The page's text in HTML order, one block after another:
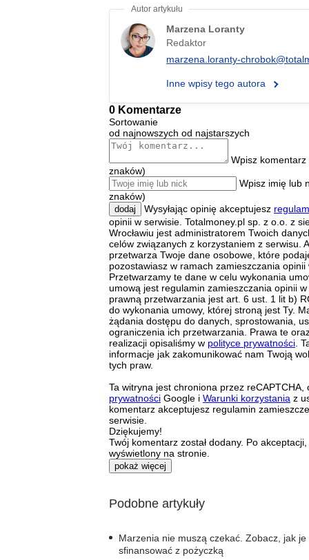
Marzena Loranty
Redaktor
marzena.loranty-
Inne wpisy tego autora
0 Komentarze
Sortowanie
od najnowszych od najstarszych
Wpisz
znaków)
Wpisz imię lub
znaków)
dodaj Wysyłając opinię akceptujesz
opinii w serwisie. Totalmoney.pl sp. z o.o. z
Wrocławiu jest administratorem Twoich
celów związanych z korzystaniem z serwisu.
przetwarza Twoje dane osobowe, które
pozostawiasz w ramach zamieszczania opinii
Przetwarzamy te dane w celu wykonania
umową jest regulamin zamieszczania opinii
prawną przetwarzania jest art. 6 ust. 1 lit b)
do wykonania umowy, której stroną jest Ty.
żądania dostępu do danych, sprostowania,
ograniczenia ich przetwarzania. Prawa te
realizacji opisaliśmy w polityce prywatności .
informacje jak zakomunikować nam Twoją
tych praw.
Ta witryna jest chroniona przez
prywatności Google i Warunki korzystania z
komentarz akceptujesz regulamin
serwisie.
Dziękujemy!
Twój komentarz został dodany. Po
wyświetlony na stronie.
pokaż więcej
Podobne artykuły
Marzenia nie muszą czekać. Zobacz, jak
sfinansować z pożyczką